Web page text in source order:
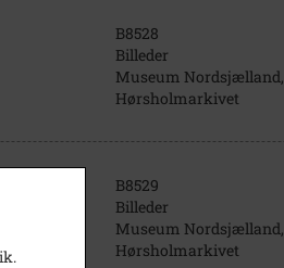
B8528
Billeder
Museum Nordsjælland,
Hørsholmarkivet
B8529
Billeder
Museum Nordsjælland,
Hørsholmarkivet